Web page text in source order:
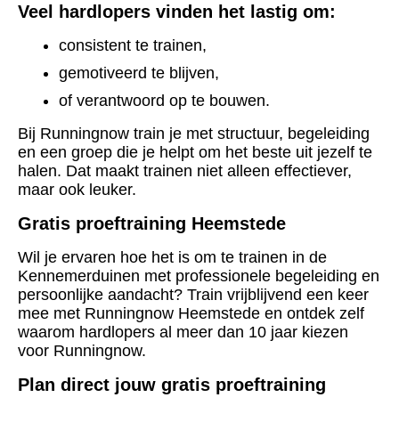
Veel hardlopers vinden het lastig om:
consistent te trainen,
gemotiveerd te blijven,
of verantwoord op te bouwen.
Bij Runningnow train je met structuur, begeleiding
en een groep die je helpt om het beste uit jezelf te
halen. Dat maakt trainen niet alleen effectiever,
maar ook leuker.
Gratis proeftraining Heemstede
Wil je ervaren hoe het is om te trainen in de
Kennemerduinen met professionele begeleiding en
persoonlijke aandacht? Train vrijblijvend een keer
mee met Runningnow Heemstede en ontdek zelf
waarom hardlopers al meer dan 10 jaar kiezen
voor Runningnow.
Plan direct jouw gratis proeftraining